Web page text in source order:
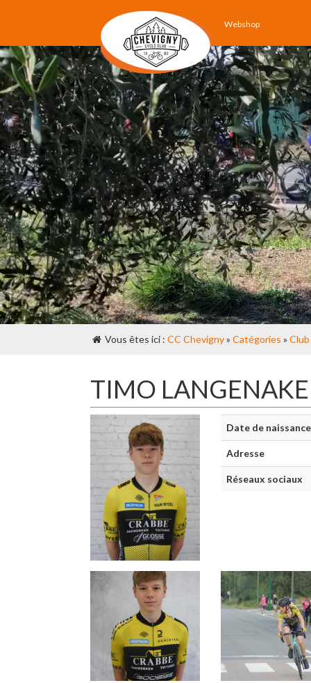
Webshop
Vous êtes ici : CC Chevigny» Catégories » Club
TIMO
Date de naissance
Adresse
Réseaux sociaux